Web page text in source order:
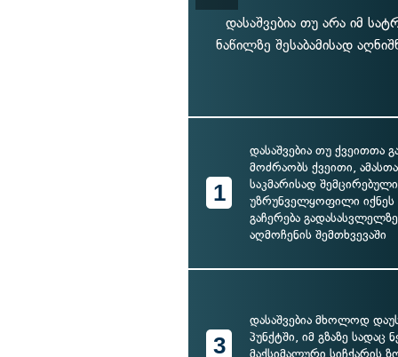
დასაშვებია თუ არა იმ
ნაწილზე შესაბამისად
1
დასაშვებია თუ ქვეითთა
მოძრაობს ქვეითი,
საკმარისად
უზრუნველყოფილი
გაჩერება
აღმოჩენის შემთხვევაში
3
დასაშვებია მხოლოდ
პუნქტში, იმ გზაზე სადაც
მაქსიმალური სიჩქარის